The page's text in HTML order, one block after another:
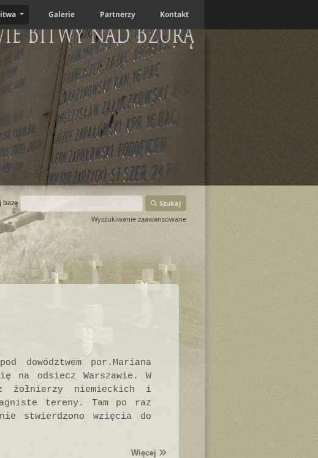
Galerie Partnerzy Kontakt
Bitwy nad Bzurą
bazę
Szukaj
Wyszukiwanie zaawansowane
dowództwem por.Mariana
na odsiecz Warszawie. W
żołnierzy niemieckich i
tereny. Tam po raz
stwierdzono wzięcia do
Więcej